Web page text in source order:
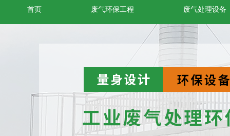
首页 废气环保工程 废气处理设备